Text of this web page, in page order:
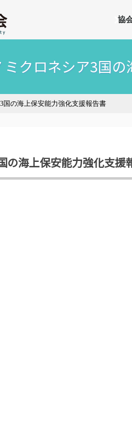
協
ミクロネシア3国
国の海上保安能力強化支援報告書
の海上保安能力強化支援